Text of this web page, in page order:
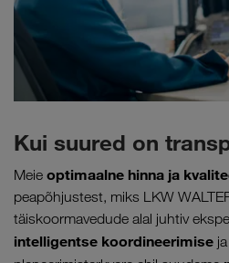
Kui suured on
Meie optimaalne hinna ja
peapõhjustest, miks LKW
täiskoormavedude alal juhtiv
intelligentse koordineerimise